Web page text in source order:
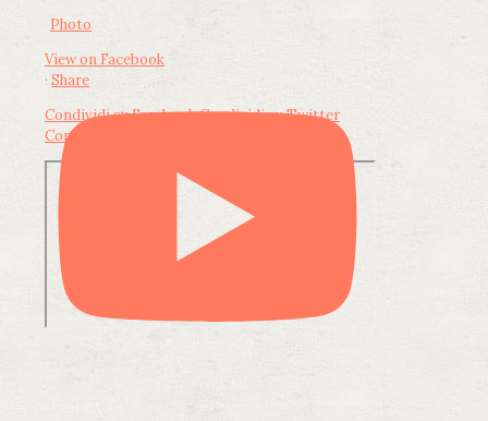
Photo
View on Facebook
· Share
Condividi su FacebookCondividi su Twitter
Condividi su LinkedIn